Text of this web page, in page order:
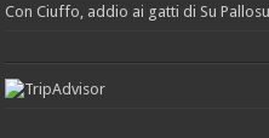
Con Ciuffo, addio ai gatti di Su Pallosu